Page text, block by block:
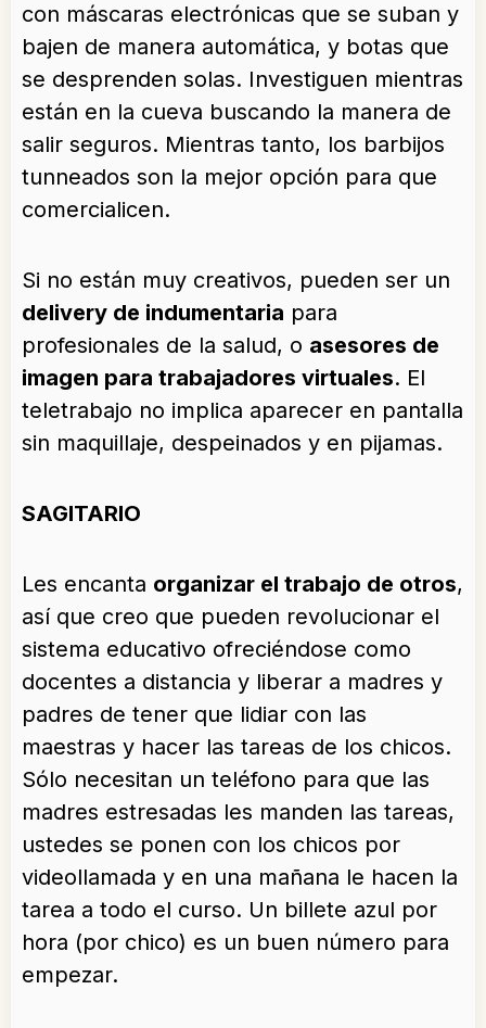
con máscaras electrónicas que se suban y
bajen de manera automática, y botas que
se desprenden solas. Investiguen mientras
están en la cueva buscando la manera de
salir seguros. Mientras tanto, los barbijos
tunneados son la mejor opción para que
comercialicen.
Si no están muy creativos, pueden ser un
delivery de indumentaria para
profesionales de la salud, o asesores de
imagen para trabajadores virtuales. El
teletrabajo no implica aparecer en pantalla
sin maquillaje, despeinados y en pijamas.
SAGITARIO
Les encanta organizar el trabajo de otros,
así que creo que pueden revolucionar el
sistema educativo ofreciéndose como
docentes a distancia y liberar a madres y
padres de tener que lidiar con las
maestras y hacer las tareas de los chicos.
Sólo necesitan un teléfono para que las
madres estresadas les manden las tareas,
ustedes se ponen con los chicos por
videollamada y en una mañana le hacen la
tarea a todo el curso. Un billete azul por
hora (por chico) es un buen número para
empezar.